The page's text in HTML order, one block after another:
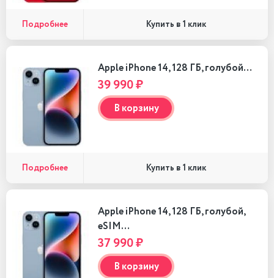
Подробнее Купить в 1 клик
Apple iPhone 14, 128 ГБ, голубой…
39 990 ₽
В корзину
Подробнее Купить в 1 клик
Apple iPhone 14, 128 ГБ, голубой,
eSIM…
37 990 ₽
В корзину